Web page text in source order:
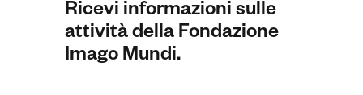
Ricevi informazioni sulle
attività della Fondazione
Imago Mundi.